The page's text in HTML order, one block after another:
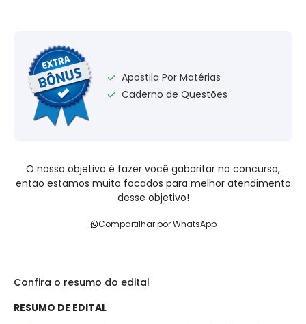
Confira o resumo do edital
RESUMO DE EDITAL
✓ Apostila Por Matérias
✓ Caderno de Questões
O nosso objetivo é fazer você gabaritar no concurso,
então estamos muito focados para melhor atendimento
desse objetivo!
Compartilhar por WhatsApp